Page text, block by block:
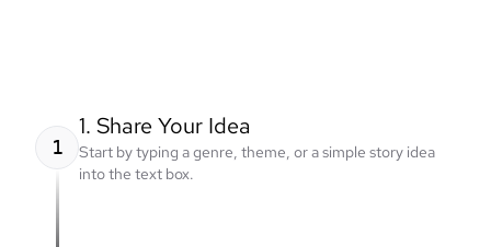
1
1. Share Your Idea
Start by typing a genre, theme, or a simple story idea
into the text box.